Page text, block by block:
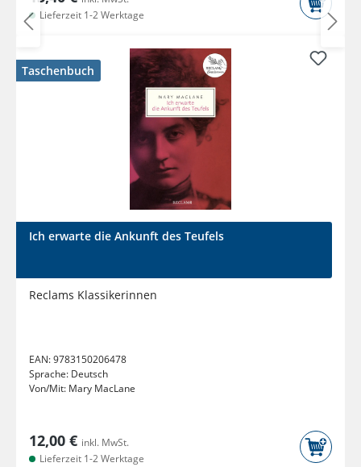
Lieferzeit 1-2 Werktage
Taschenbuch
Ich erwarte die Ankunft des Teufels
Reclams Klassikerinnen
EAN:9783150206478
Sprache: Deutsch
Von/Mit: Mary MacLane
12,00 € inkl. MwSt.
Lieferzeit 1-2 Werktage